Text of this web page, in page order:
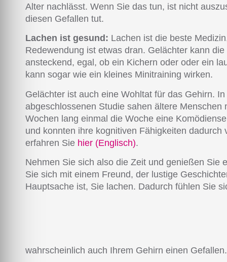
Alter nachlässt. Wenn Sie das tun, ist nicht
diesen Gefallen tut.
Lachen ist gesund: Lachen ist die beste
Redewendung ist etwas dran. Gelächter kann
ansteckend, egal, ob ein Kichern oder oder ein
kann sogar wie ein kleines Minitraining wirken.
Gelächter ist auch eine Wohltat für das Gehirn.
abgeschlossenen Studie sahen ältere
Wochen lang einmal die Woche eine
und konnten ihre kognitiven Fähigkeiten
erfahren Sie hier (Englisch).
Nehmen Sie sich also die Zeit und genießen Sie
Sie sich mit einem Freund, der lustige
Hauptsache ist, Sie lachen. Dadurch fühlen Sie
wahrscheinlich auch Ihrem Gehirn einen Gefallen.